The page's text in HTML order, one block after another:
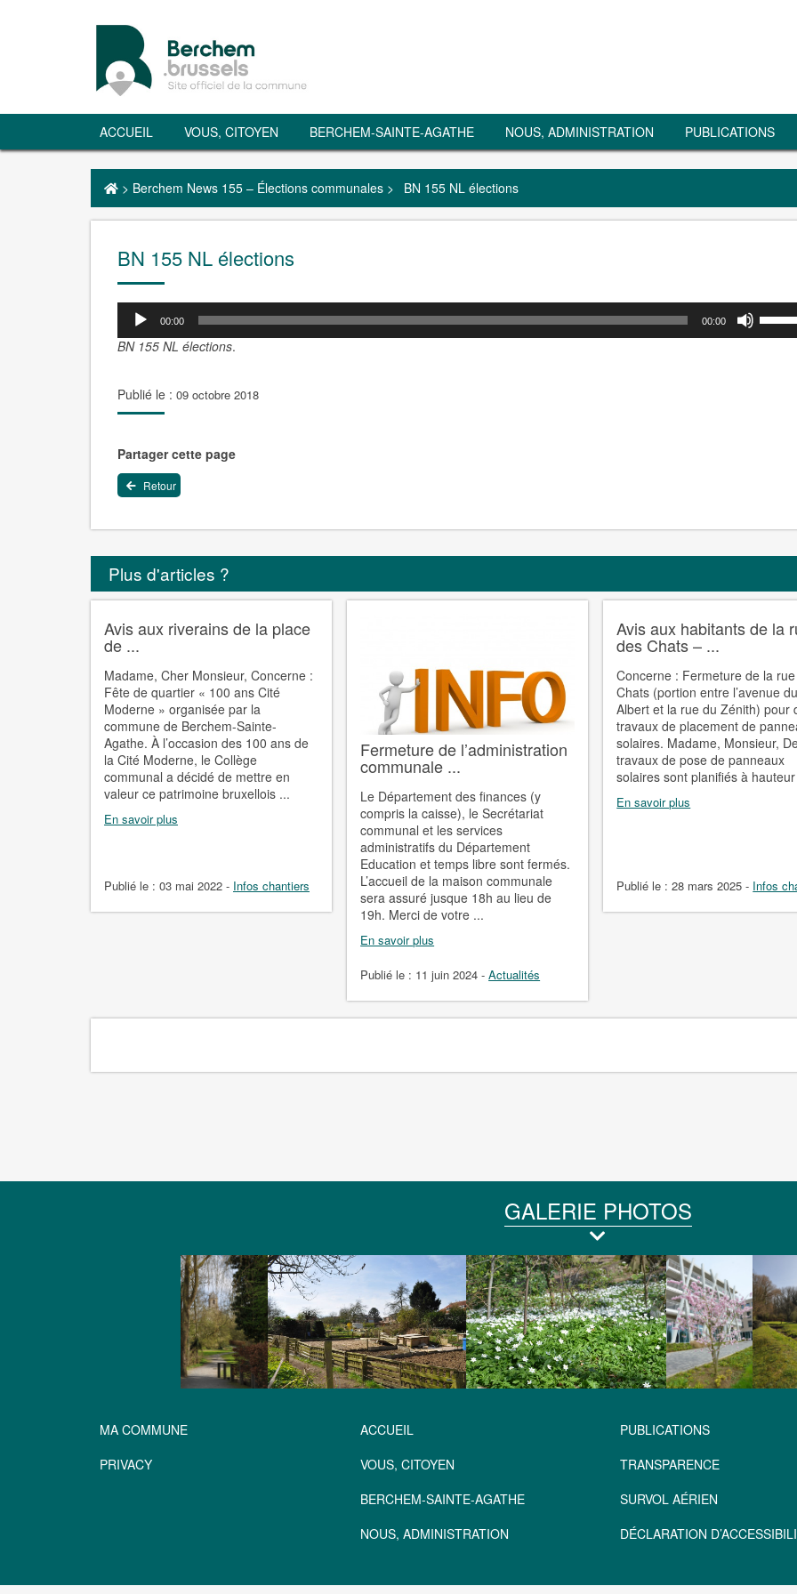
ACCUEIL VOUS, CITOYEN BERCHEM-SAINTE-AGATHE NOUS, ADMINISTRATION PUBLICATIONS
> Berchem News 155 – Élections communales > BN 155 NL élections
BN 155 NL élections
00:00 00:00
BN 155 NL élections.
Publié le : 09 octobre 2018
Partager cette page
Retour
Plus d'articles ?
Avis aux riverains de la place
de ...
Madame, Cher Monsieur, Concerne :
Fête de quartier « 100 ans Cité
Moderne » organisée par la
commune de Berchem-Sainte-
Agathe. À l’occasion des 100 ans de
la Cité Moderne, le Collège
communal a décidé de mettre en
valeur ce patrimoine bruxellois ...
En savoir plus
Publié le : 03 mai 2022 - Infos chantiers
Fermeture de l’administration
communale ...
Le Département des finances (y
compris la caisse), le Secrétariat
communal et les services
administratifs du Département
Education et temps libre sont fermés.
L’accueil de la maison communale
sera assuré jusque 18h au lieu de
19h. Merci de votre ...
En savoir plus
Publié le : 11 juin 2024 -Actualités
Avis aux habitants de la
des Chats – ...
Concerne : Fermeture de la
Chats (portion entre l’avenue
Albert et la rue du Zénith) pour
travaux de placement de
solaires. Madame, Monsieur,
travaux de pose de panneaux
solaires sont planifiés à
En savoir plus
Publié le :28 mars 2025 - Infos
GALERIE PHOTOS
MA COMMUNE
PRIVACY
ACCUEIL
VOUS, CITOYEN
BERCHEM-SAINTE-AGATHE
NOUS, ADMINISTRATION
PUBLICATIONS
TRANSPARENCE
SURVOL AÉRIEN
DÉCLARATION